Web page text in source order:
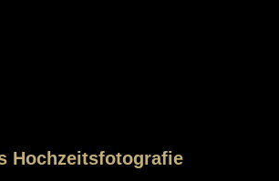
Hochzeitsfotografie